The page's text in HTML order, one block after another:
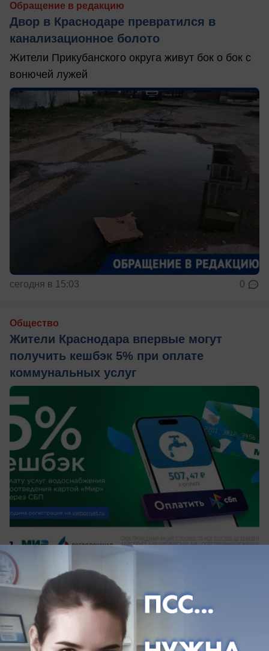
Обращение в редакцию
Двор в Краснодаре превратился в
канализационное болото
Жители Прикубанского округа живут бок о бок с
вонючей лужей
сегодня в 15:03 0
Общество
Жители Краснодара впервые могут
получить кешбэк 5% при оплате
коммунальных услуг
сегодня в 14:05
Общество
Блогер из Краснодарского края показал